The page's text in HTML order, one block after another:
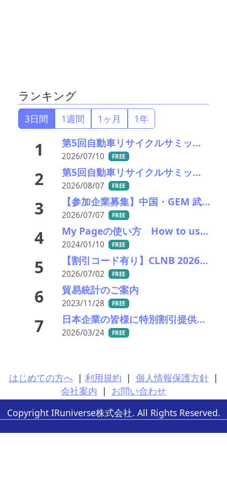
ランキング
3日間 1週間 1ヶ月 1年
1 第5回自動車リサイクルサミット ～再生材料をいかに使うか、違法業者対策、中古車輸出問題を語ろう～
2026/07/10 FREE
2 第5回自動車リサイクルサミット 講演者紹介： 日本製鉄 技術総括部 部長代理 礒原 豊司雄氏
2026/08/07 FREE
3 【参加企業募集】中国・GEM 武漢視察ツアー開催決定 ～EVバッテリーリサイクル・都市鉱山・重要鉱物サプライチェーンの最前線へ～
2026/07/07 FREE
4 My Pageの使い方 How to use My Page on MIRU
2024/01/10 FREE
5 【割引コード有り】CLNB 2026 Asia Battery Materials Cooperation Forum in Seoul 開催のお知らせ！
2026/07/02 FREE
6 貿易統計のご案内
2023/11/28 FREE
7 日本企業の皆様に特別割引提供中！MRAI International Business Summit (IBS 2026)
2026/03/24 FREE
はじめての方へ | 利用規約 | 個人情報保護方針 |
会社案内 | お問い合わせ
Copyright IRuniverse株式会社. All Rights Reserved.
-